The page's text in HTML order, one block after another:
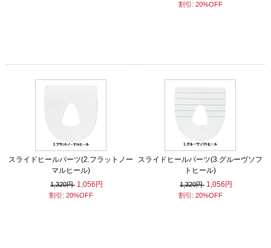
割引: 20%OFF
スライドヒールパーツ(2.フラットノー
マルヒール)
1,320円 1,056円
割引: 20%OFF
スライドヒールパーツ(3.グルーヴソフ
トヒール)
1,320円 1,056円
割引: 20%OFF